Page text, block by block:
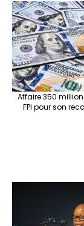
Affaire 350
FPI pour son